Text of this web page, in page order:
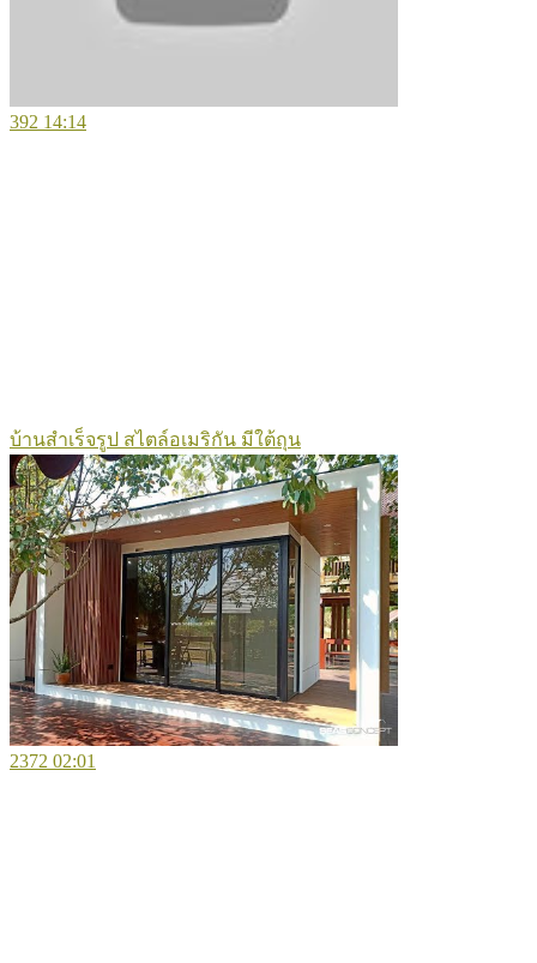
392 14:14
บ้านสำเร็จรูป สไตล์อเมริกัน มีใต้ถุน
2372 02:01